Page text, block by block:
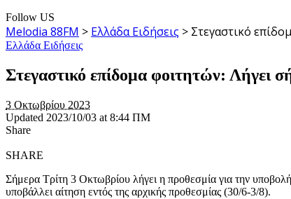
Follow US
Melodia 88FM > Ελλάδα Ειδήσεις > Στεγαστικό
Ελλάδα Ειδήσεις
Στεγαστικό επίδομα φοιτητών: Λήγει
3 Οκτωβρίου 2023
Updated 2023/10/03 at 8:44 ΠΜ
Share
SHARE
Σήμερα Τρίτη 3 Οκτωβρίου λήγει η προθεσμία για την
υποβάλλει αίτηση εντός της αρχικής προθεσμίας (30/6-3/8).